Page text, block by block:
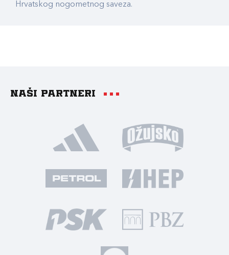
Hrvatskog nogometnog saveza.
Naši partneri